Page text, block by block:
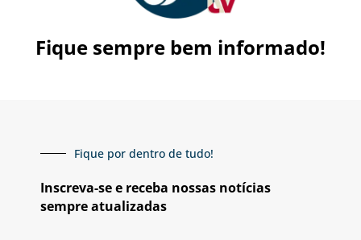
Fique sempre bem informado!
Fique por dentro de tudo!
Inscreva-se e receba nossas notícias
sempre atualizadas